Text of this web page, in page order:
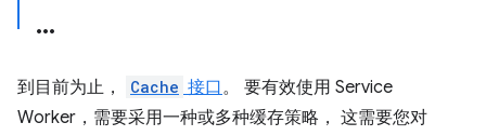
到目前为止， Cache 接口。 要有效使用 Service
Worker，需要采用一种或多种缓存策略， 这需要您对